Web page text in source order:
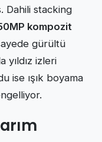
Dahili stacking
kompozit
gürültü
yıldız izleri
ise ışık boyama